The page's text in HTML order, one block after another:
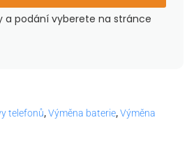
a podání vyberete na stránce
telefonů,Výměna baterie,Výměna